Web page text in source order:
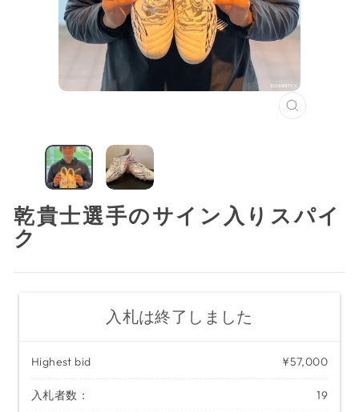
閉
乾貴士選手のサイン入りスパイ
ク
入札は終了しました
Highest bid ¥57,000
入札者数： 19